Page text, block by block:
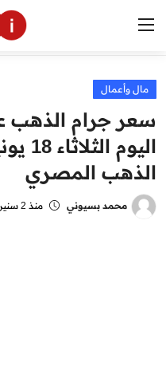
الرئيسية
اخبار مصر
العالم
الرياضة
مال وأعمال
الذهب المصري
محمد بسيوني منذ 2 سنين